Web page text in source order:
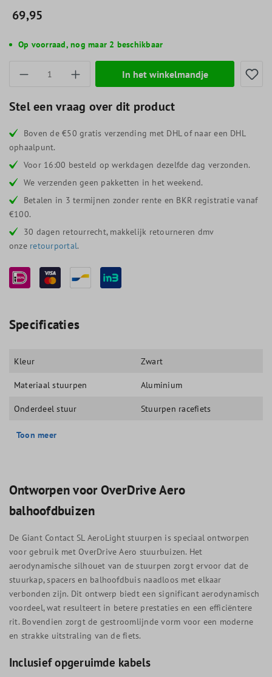
69,95
Op voorraad, nog maar 2 beschikbaar
Producthoeveelheid: Voer de gewenste
In het winkelmandje
Stel een vraag over dit product
Boven de €50 gratis verzending met DHL of naar een DHL
ophaalpunt.
Voor 16:00 besteld op werkdagen dezelfde dag verzonden.
We verzenden geen pakketten in het weekend.
Betalen in 3 termijnen zonder rente en BKR registratie vanaf
€100.
30 dagen retourrecht, makkelijk retourneren dmv
onze retourportal.
Specificaties
Kleur Zwart
Materiaal stuurpen Aluminium
Onderdeel stuur Stuurpen racefiets
Toon meer
Ontworpen voor OverDrive Aero
balhoofdbuizen
De Giant Contact SL AeroLight stuurpen is speciaal ontworpen
voor gebruik met OverDrive Aero stuurbuizen. Het
aerodynamische silhouet van de stuurpen zorgt ervoor dat de
stuurkap, spacers en balhoofdbuis naadloos met elkaar
verbonden zijn. Dit ontwerp biedt een significant aerodynamisch
voordeel, wat resulteert in betere prestaties en een efficiëntere
rit. Bovendien zorgt de gestroomlijnde vorm voor een moderne
en strakke uitstraling van de fiets.
Inclusief opgeruimde kabels